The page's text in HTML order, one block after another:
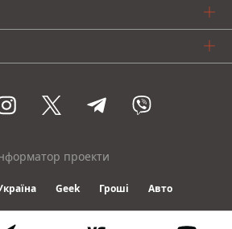
проекти
Geek Гроші Авто